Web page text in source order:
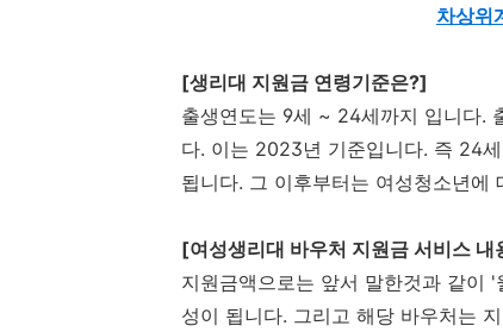
차상위
[생리대 지원금 연령기준은?]
출생연도는 9세 ~ 24세까지 입니다.
다. 이는 2023년 기준입니다. 즉 24
됩니다. 그 이후부터는 여성청소년에
[여성생리대 바우처 지원금 서비스 내
지원금액으로는 앞서 말한것과 같이
성이 됩니다. 그리고 해당 바우처는